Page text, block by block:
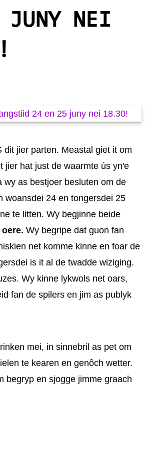
JUNY NEI
dit jier parten. Meastal giet it om
jier hat just de waarmte ús yn'e
wy as bestjoer besluten om de
woansdei 24 en tongersdei 25
te litten. Wy begjinne beide
oere. Wy begripe dat guon fan
net komme kinne en foar de
is it al de twadde wiziging.
Wy kinne lykwols net oars,
fan de spilers en jim as publyk
mei, in sinnebril as pet om
te kearen en genôch wetter.
begryp en sjogge jimme graach